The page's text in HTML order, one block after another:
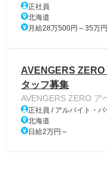
正社員
北海道
月給28万500円～35万円
AVENGERS
タッフ募集
AVENGERS ZERO ア
正社員 / アルバイト・パ
北海道
日給2万円～